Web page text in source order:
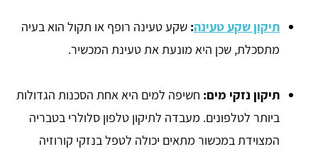
תיקון שקע טעינה: שקע טעינה רופף או תקול הוא בעיה
מתסכלת, שכן היא מונעת את טעינת המכשיר.
תיקון נזקי מים: חשיפה למים היא אחת הסכנות הגדולות
ביותר לטלפונים. מעבדה לתיקון טלפון סלולרי בטבריה
המצוידת במכשור מתאים יכולה לטפל בנזקי קורוזיה